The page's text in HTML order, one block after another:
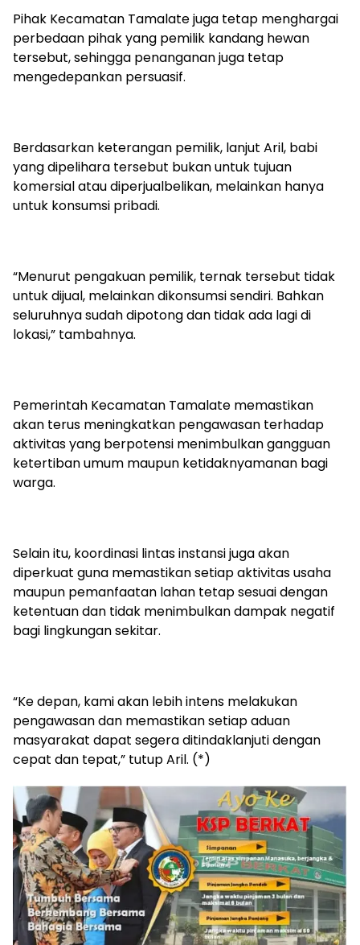
Pihak Kecamatan Tamalate juga tetap menghargai
perbedaan pihak yang pemilik kandang hewan
tersebut, sehingga penanganan juga tetap
mengedepankan persuasif.
Berdasarkan keterangan pemilik, lanjut Aril, babi
yang dipelihara tersebut bukan untuk tujuan
komersial atau diperjualbelikan, melainkan hanya
untuk konsumsi pribadi.
“Menurut pengakuan pemilik, ternak tersebut tidak
untuk dijual, melainkan dikonsumsi sendiri. Bahkan
seluruhnya sudah dipotong dan tidak ada lagi di
lokasi,” tambahnya.
Pemerintah Kecamatan Tamalate memastikan
akan terus meningkatkan pengawasan terhadap
aktivitas yang berpotensi menimbulkan gangguan
ketertiban umum maupun ketidaknyamanan bagi
warga.
Selain itu, koordinasi lintas instansi juga akan
diperkuat guna memastikan setiap aktivitas usaha
maupun pemanfaatan lahan tetap sesuai dengan
ketentuan dan tidak menimbulkan dampak negatif
bagi lingkungan sekitar.
“Ke depan, kami akan lebih intens melakukan
pengawasan dan memastikan setiap aduan
masyarakat dapat segera ditindaklanjuti dengan
cepat dan tepat,” tutup Aril. (*)